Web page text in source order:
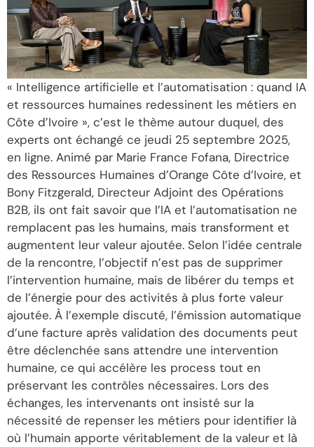
« Intelligence artificielle et l’automatisation : quand IA
et ressources humaines redessinent les métiers en
Côte d’Ivoire », c’est le thème autour duquel, des
experts ont échangé ce jeudi 25 septembre 2025,
en ligne. Animé par Marie France Fofana, Directrice
des Ressources Humaines d’Orange Côte d’Ivoire, et
Bony Fitzgerald, Directeur Adjoint des Opérations
B2B, ils ont fait savoir que l’IA et l’automatisation ne
remplacent pas les humains, mais transforment et
augmentent leur valeur ajoutée. Selon l’idée centrale
de la rencontre, l’objectif n’est pas de supprimer
l’intervention humaine, mais de libérer du temps et
de l’énergie pour des activités à plus forte valeur
ajoutée. À l’exemple discuté, l’émission automatique
d’une facture après validation des documents peut
être déclenchée sans attendre une intervention
humaine, ce qui accélère les process tout en
préservant les contrôles nécessaires. Lors des
échanges, les intervenants ont insisté sur la
nécessité de repenser les métiers pour identifier là
où l’humain apporte véritablement de la valeur et là